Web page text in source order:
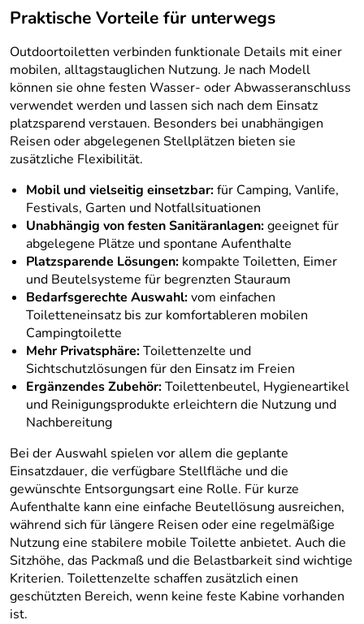
Praktische Vorteile für unterwegs
Outdoortoiletten verbinden funktionale Details mit einer
mobilen, alltagstauglichen Nutzung. Je nach Modell
können sie ohne festen Wasser- oder Abwasseranschluss
verwendet werden und lassen sich nach dem Einsatz
platzsparend verstauen. Besonders bei unabhängigen
Reisen oder abgelegenen Stellplätzen bieten sie
zusätzliche Flexibilität.
Mobil und vielseitig einsetzbar:für Camping, Vanlife,
Festivals, Garten und Notfallsituationen
Unabhängig von festen Sanitäranlagen:geeignet für
abgelegene Plätze und spontane Aufenthalte
Platzsparende Lösungen: kompakte Toiletten, Eimer
und Beutelsysteme für begrenzten Stauraum
Bedarfsgerechte Auswahl:vom einfachen
Toiletteneinsatz bis zur komfortableren mobilen
Campingtoilette
Mehr Privatsphäre:Toilettenzelte und
Sichtschutzlösungen für den Einsatz im Freien
Ergänzendes Zubehör:Toilettenbeutel, Hygieneartikel
und Reinigungsprodukte erleichtern die Nutzung und
Nachbereitung
Bei der Auswahl spielen vor allem die geplante
Einsatzdauer, die verfügbare Stellfläche und die
gewünschte Entsorgungsart eine Rolle. Für kurze
Aufenthalte kann eine einfache Beutellösung ausreichen,
während sich für längere Reisen oder eine regelmäßige
Nutzung eine stabilere mobile Toilette anbietet. Auch die
Sitzhöhe, das Packmaß und die Belastbarkeit sind wichtige
Kriterien. Toilettenzelte schaffen zusätzlich einen
geschützten Bereich, wenn keine feste Kabine vorhanden
ist.